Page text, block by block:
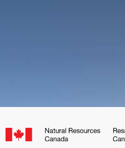
Canada.ca